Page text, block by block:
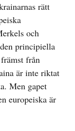
rätt
och
principiella
från
är inte riktat
Men gapet
europeiska är